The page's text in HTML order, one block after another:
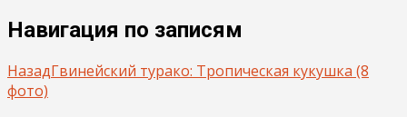
Навигация по записям
НазадГвинейский турако: Тропическая кукушка (8
фото)